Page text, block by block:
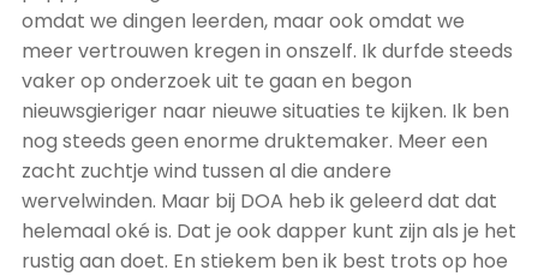
omdat we dingen leerden, maar ook omdat we
meer vertrouwen kregen in onszelf. Ik durfde steeds
vaker op onderzoek uit te gaan en begon
nieuwsgieriger naar nieuwe situaties te kijken. Ik ben
nog steeds geen enorme druktemaker. Meer een
zacht zuchtje wind tussen al die andere
wervelwinden. Maar bij DOA heb ik geleerd dat dat
helemaal oké is. Dat je ook dapper kunt zijn als je het
rustig aan doet. En stiekem ben ik best trots op hoe